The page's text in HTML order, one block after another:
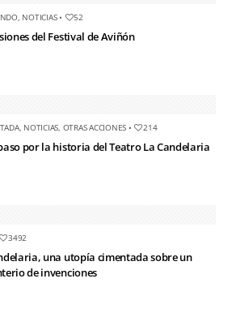
, NOTICIAS• 52
del Festival de Aviñón
, NOTICIAS OTRAS ACCIONES • 214
por la historia del Teatro La Candelaria
3492
una utopía cimentada sobre un
de invenciones